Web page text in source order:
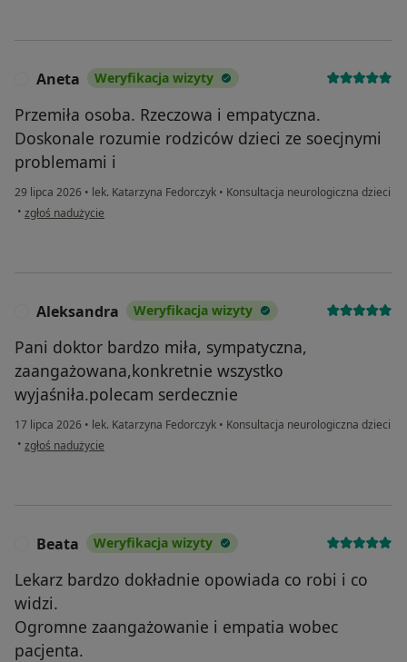
Aneta Weryfikacja wizyty
Przemiła osoba. Rzeczowa i empatyczna.
Doskonale rozumie rodziców dzieci ze soecjnymi
problemami i
29 lipca 2026 • lek. Katarzyna Fedorczyk • Konsultacja neurologiczna dzieci
• w opinii użytkownika Aneta
zgłoś nadużycie
Aleksandra Weryfikacja wizyty
Pani doktor bardzo miła, sympatyczna,
zaangażowana,konkretnie wszystko
wyjaśniła.polecam serdecznie
17 lipca 2026 • lek. Katarzyna Fedorczyk • Konsultacja neurologiczna dzieci
• w opinii użytkownika Aleksandra
zgłoś nadużycie
Beata Weryfikacja wizyty
Lekarz bardzo dokładnie opowiada co robi i co
widzi.
Ogromne zaangażowanie i empatia wobec
pacjenta.